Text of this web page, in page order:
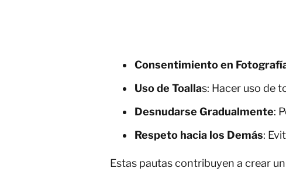
Consentimiento en
Uso de Toallas: Hacer uso de
Desnudarse Gradualmente:
Respeto hacia los Demás:
Estas pautas contribuyen a crear